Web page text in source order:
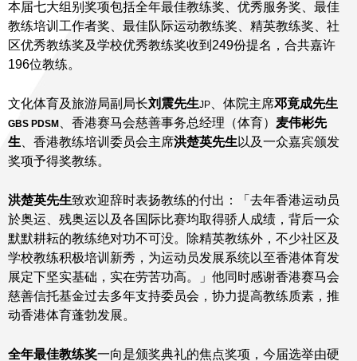
本届七大组别奖项包括全年最佳教练奖、优秀服务奖、最佳
教练培训工作者奖、最佳队际运动教练奖、精英教练奖、社
区优秀教练奖及学校优秀教练奖收到249份提名，合共嘉许
196位教练。
文化体育及旅游局副局长刘震先生JP 、体院主席邓竟成先生
GBS PDSM 、香港赛马会慈善事务总经理（体育） 麦伟彬先
生 、香港教练培训委员会主席洪楚英先生以及一众嘉宾颁发
奖项予得奖教练。
洪楚英先生致欢迎辞时表扬教练的付出：「去年香港运动员
於奥运、残奥运以及各国际比赛均取得骄人成绩，背后一众
默默耕耘的教练绝对功不可没。除精英教练外，不少社区及
学校教练积极培训新秀，为运动员发展系统以至香港体育发
展定下坚实基础，实在劳苦功高。」他同时感谢香港赛马会
慈善信托基金过去多年支持委员会，协力提高教练质素，推
动香港体育蓬勃发展。
全年最佳教练奖一向是颁奖典礼的焦点奖项，今届选举由硬